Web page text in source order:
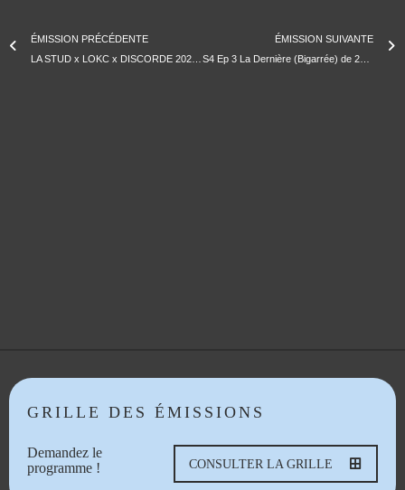
ÉMISSION PRÉCÉDENTE
ÉMISSION SUIVANTE
S4 Ep 3 La Dernière (Bigarrée) de 2022 – Le Foie De Loutre
GRILLE DES ÉMISSIONS
Demandez le
programme !
CONSULTER LA GRILLE